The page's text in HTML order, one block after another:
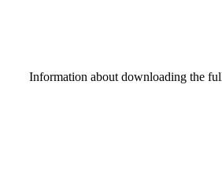
Information about downloading the